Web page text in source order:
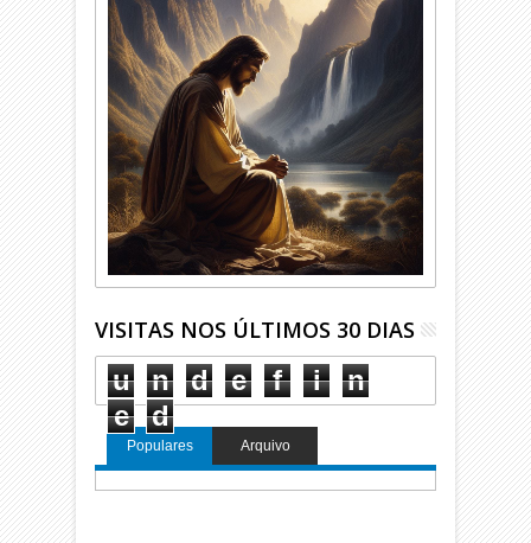
VISITAS NOS ÚLTIMOS 30 DIAS
u n d e f i
n
e
d
Populares Arquivo